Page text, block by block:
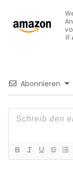
Abonnieren